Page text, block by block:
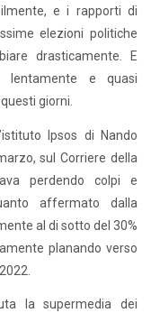
e i rapporti di
elezioni politiche
drasticamente. E
lentamente e quasi
giorni.
Ipsos di Nando
sul Corriere della
perdendo colpi e
affermato dalla
al di sotto del 30%
planando verso
la supermedia dei